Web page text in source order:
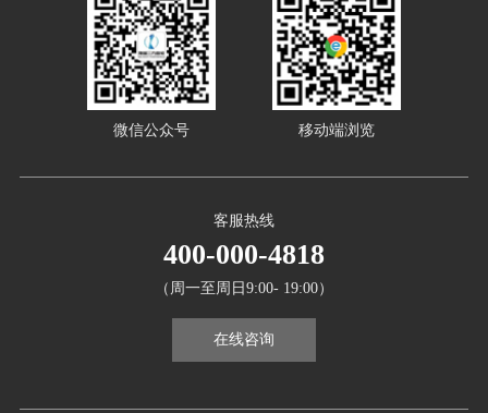
客服热线
400-000-4818
（周一至周日9:00- 19:00）
在线咨询
微信公众号 移动端浏览